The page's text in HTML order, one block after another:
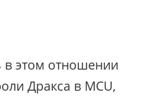
в этом отношении
Дракса в MCU,